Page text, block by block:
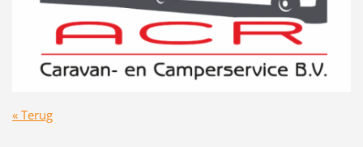
« Terug